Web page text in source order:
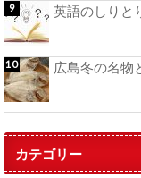
英語のしりと
広島冬の名物
カテゴリー